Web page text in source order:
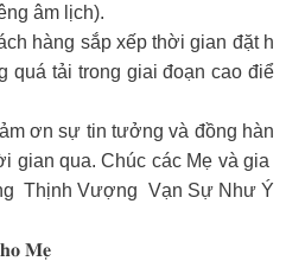
âm lịch).
hàng sắp xếp thời gian đặt h
quá tải trong giai đoạn cao điể
ơn sự tin tưởng và đồng hàn
gian qua. Chúc các Mẹ và gia
Thịnh Vượng Vạn Sự Như Ý
𝐌𝐞̣